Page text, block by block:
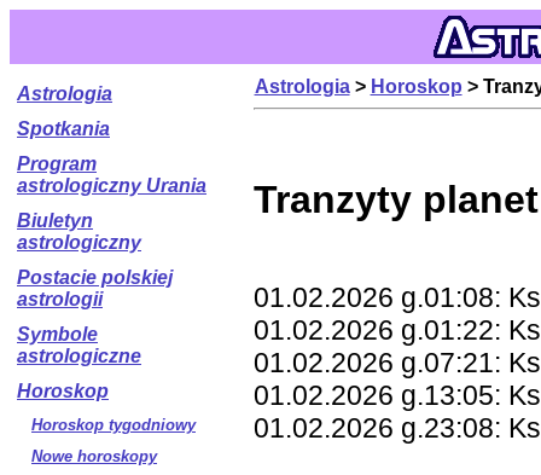
Astrologia
Spotkania
Program
astrologiczny Urania
Biuletyn
astrologiczny
Postacie polskiej
astrologii
Symbole
astrologiczne
Horoskop
Horoskop tygodniowy
Nowe horoskopy
Astrologia> Horoskop >
Tranzyty
01.02.2026 g.01:08:
01.02.2026 g.01:22:
01.02.2026 g.07:21:
01.02.2026 g.13:05:
01.02.2026 g.23:08: